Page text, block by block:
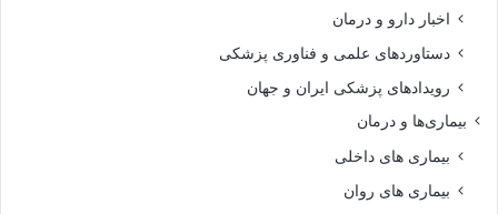
اخبار دارو و درمان
دستاوردهای علمی و فناوری پزشکی
رویدادهای پزشکی ایران و جهان
بیماری‌ها و درمان
بیماری های داخلی
بیماری های روان‌